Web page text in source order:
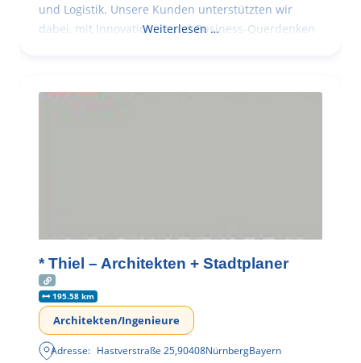
und Logistik. Unsere Kunden unterstützten wir
dabei, mit Innovationen und Business-Querdenken
Weiterlesen …
* Thiel – Architekten + Stadtplaner
195.58 km
Architekten/Ingenieure
Adresse: Hastverstraße 25,90408NürnbergBayern